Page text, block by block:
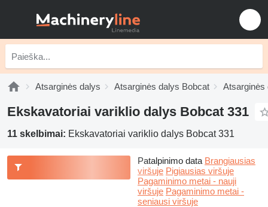
Atsarginės dalys Atsarginės dalys Bobcat Atsarginės
Ekskavatoriai variklio dalys Bobcat 331
11 skelbimai: Ekskavatoriai variklio dalys Bobcat 331
Patalpinimo data Brangiausias
viršuje Pigiausias viršuje
Pagaminimo metai - nauji
viršuje Pagaminimo metai -
seniausi viršuje